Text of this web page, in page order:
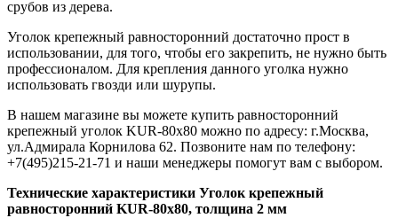
срубов из дерева.
Уголок крепежный равносторонний достаточно прост в
использовании, для того, чтобы его закрепить, не нужно быть
профессионалом. Для крепления данного уголка нужно
использовать гвозди или шурупы.
В нашем магазине вы можете купить равносторонний
крепежный уголок KUR-80х80 можно по адресу: г.Москва,
ул.Адмирала Корнилова 62. Позвоните нам по телефону:
+7(495)215-21-71 и наши менеджеры помогут вам с выбором.
Технические характеристики Уголок крепежный
равносторонний KUR-80х80, толщина 2 мм